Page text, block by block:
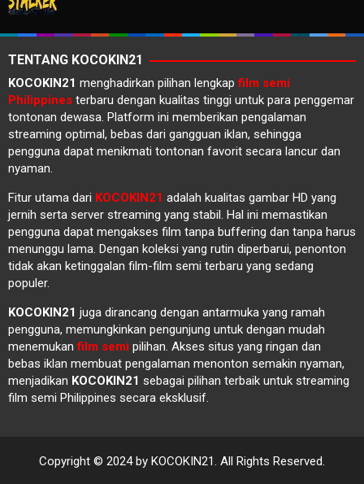
TENTANG KOCOKIN21
KOCOKIN21 menghadirkan pilihan lengkapfilm semi
Philippines terbaru dengan kualitas tinggi untuk para penggemar
tontonan dewasa. Platform ini memberikan pengalaman
streaming optimal, bebas dari gangguan iklan, sehingga
pengguna dapat menikmati tontonan favorit secara lancur dan
nyaman.
Fitur utama dari KOCOKIN21 adalah kualitas gambar HD yang
jernih serta server streaming yang stabil. Hal ini memastikan
pengguna dapat mengakses film tanpa buffering dan tanpa harus
menunggu lama. Dengan koleksi yang rutin diperbarui, penonton
tidak akan ketinggalan film-film semi terbaru yang sedang
populer.
KOCOKIN21 juga dirancang dengan antarmuka yang ramah
pengguna, memungkinkan pengunjung untuk dengan mudah
menemukanfilm semi pilihan. Akses situs yang ringan dan
bebas iklan membuat pengalaman menonton semakin nyaman,
menjadikan KOCOKIN21 sebagai pilihan terbaik untuk streaming
film semi Philippines secara eksklusif.
Copyright © 2024 by KOCOKIN21. All Rights Reserved.